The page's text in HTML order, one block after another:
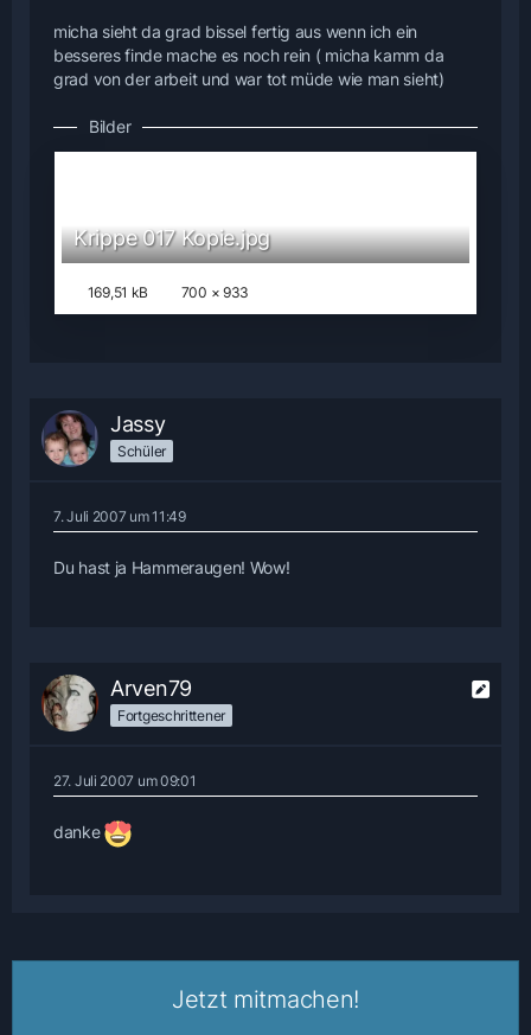
micha sieht da grad bissel fertig aus wenn ich ein
besseres finde mache es noch rein ( micha kamm da
grad von der arbeit und war tot müde wie man sieht)
Bilder
Krippe 017 Kopie.jpg
169,51 kB 700 × 933
Jassy
Schüler
7. Juli 2007 um 11:49
Du hast ja Hammeraugen! Wow!
Arven79
Fortgeschrittener
27. Juli 2007 um 09:01
danke
Jetzt mitmachen!